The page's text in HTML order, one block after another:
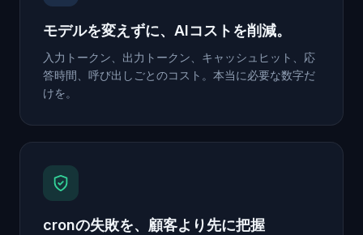
モデルを変えずに、AIコストを削減。
入力トークン、出力トークン、キャッシュヒット、応
答時間、呼び出しごとのコスト。本当に必要な数字だ
けを。
cronの失敗を、顧客より先に把握